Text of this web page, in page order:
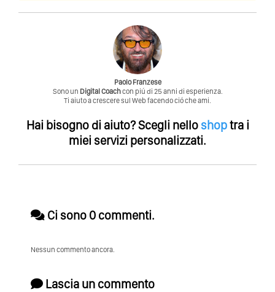
Paolo Franzese
Sono un Digital Coachcon piú di 25 anni di esperienza.
Ti aiuto a crescere sul Web facendo ció che ami.
Hai bisogno di aiuto?Scegli nello shoptra i
miei servizi personalizzati.
Ci sono 0 commenti.
Nessun commento ancora.
Lascia un commento